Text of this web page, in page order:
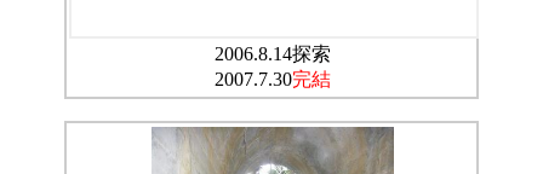
2006.8.14探索
2007.7.30完結